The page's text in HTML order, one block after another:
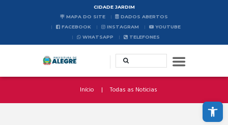
Abrir a barra de ferramentas
CIDADE JARDIM
MAPA DO SITE
DADOS ABERTOS
FACEBOOK
INSTAGRAM
YOUTUBE
WHATSAPP
TELEFONES
Início Todas as Noticias